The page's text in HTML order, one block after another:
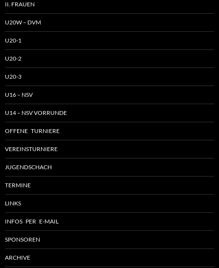
II. FRAUEN
U20W – DVM
U20-1
U20-2
U20-3
U16 – NSV
U14 – NSV VORRUNDE
OFFENE TURNIERE
VEREINSTURNIERE
JUGENDSCHACH
TERMINE
LINKS
INFOS PER E-MAIL
SPONSOREN
ARCHIVE